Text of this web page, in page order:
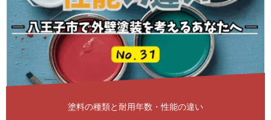
塗料の種類と耐用年数・性能の違い